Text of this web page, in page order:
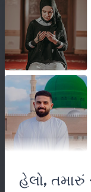
Haji Naji
લિંક્સ
સંસ્થા વિષે
હેલો, તમારું